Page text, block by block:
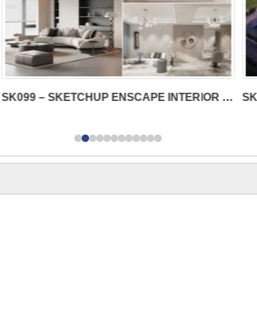
SK099 – SKETCHUP ENSCAPE INTERIOR VOL.2